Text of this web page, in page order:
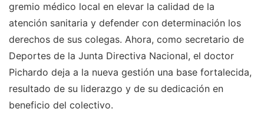
gremio médico local en elevar la calidad de la
atención sanitaria y defender con determinación los
derechos de sus colegas. Ahora, como secretario de
Deportes de la Junta Directiva Nacional, el doctor
Pichardo deja a la nueva gestión una base fortalecida,
resultado de su liderazgo y de su dedicación en
beneficio del colectivo.